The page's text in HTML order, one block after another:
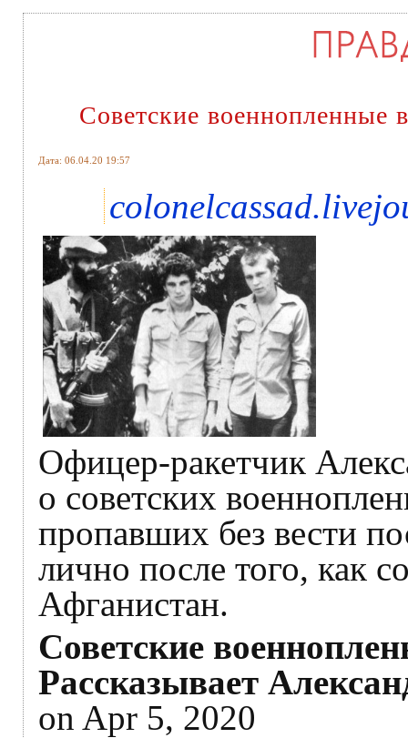
Советские военнопленные
Дата: 06.04.20 19:57
Офицер-ракетчик
о советских
пропавших без вести
лично после того, как
Афганистан.
Советские
Рассказывает
on Apr 5, 2020